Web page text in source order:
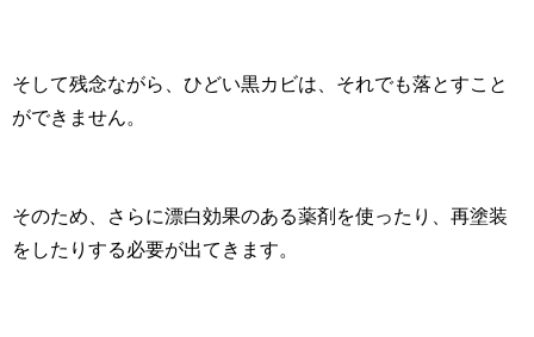
そして残念ながら、ひどい黒カビは、それでも落とすこと
ができません。
そのため、さらに漂白効果のある薬剤を使ったり、再塗装
をしたりする必要が出てきます。